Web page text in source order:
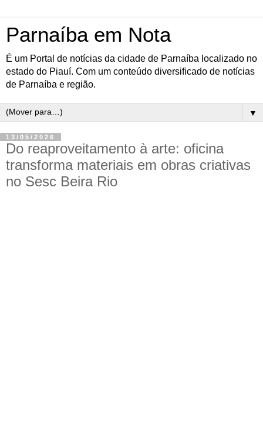
Parnaíba em Nota
É um Portal de notícias da cidade de Parnaíba localizado no
estado do Piauí. Com um conteúdo diversificado de notícias
de Parnaíba e região.
▼
13/05/2026
Do reaproveitamento à arte: oficina
transforma materiais em obras criativas
no Sesc Beira Rio